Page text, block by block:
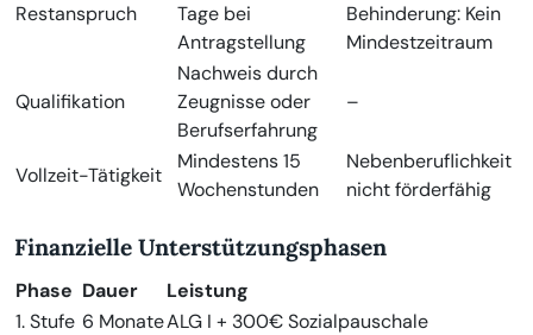
Restanspruch
Tage bei
Antragstellung
Behinderung: Kein
Mindestzeitraum
Qualifikation
Nachweis durch
Zeugnisse oder
Berufserfahrung
–
Vollzeit-Tätigkeit
Mindestens 15
Wochenstunden
Nebenberuflichkeit
nicht förderfähig
Finanzielle Unterstützungsphasen
Phase Dauer
Leistung
1. Stufe 6 MonateALG I + 300€ Sozialpauschale